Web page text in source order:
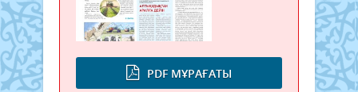
PDF МҰРАҒАТЫ